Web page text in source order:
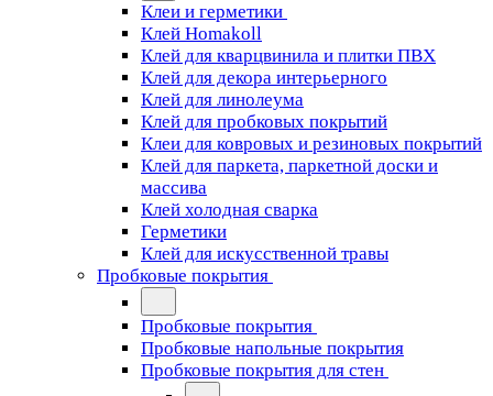
Клеи и герметики
Клей Homakoll
Клей для кварцвинила и плитки ПВХ
Клей для декора интерьерного
Клей для линолеума
Клей для пробковых покрытий
Клеи для ковровых и резиновых покрытий
Клей для паркета, паркетной доски и
массива
Клей холодная сварка
Герметики
Клей для искусственной травы
Пробковые покрытия
Пробковые покрытия
Пробковые напольные покрытия
Пробковые покрытия для стен